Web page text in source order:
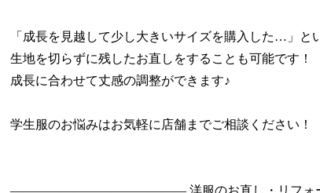
「成長を見越して少し大きいサイズを購入した…」と
生地を切らずに残したお直しをすることも可能です！
成長に合わせて丈感の調整ができます♪
学生服のお悩みはお気軽に店舗までご相談ください！
―――――――――――――― 洋服のお直し・リフォーム